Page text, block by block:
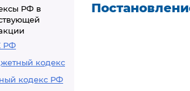
РФ в
РФ
кодекс
кодекс РФ